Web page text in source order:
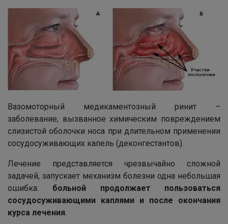
Вазомоторный медикаментозный ринит –
заболевание, вызванное химическим повреждением
слизистой оболочки носа при длительном применении
сосудосуживающих капель (деконгестантов).
Лечение представляется чрезвычайно сложной
задачей, запускает механизм болезни одна небольшая
ошибка: больной продолжает пользоваться
сосудосуживающими каплями и после окончания
курса лечения